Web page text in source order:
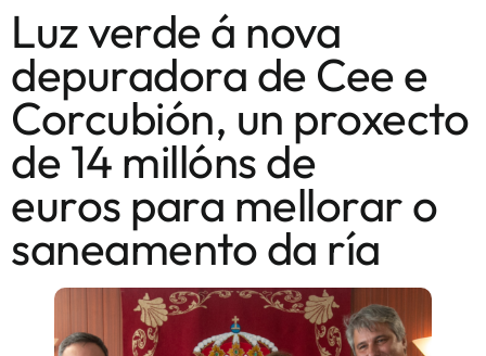
Luz verde á nova
depuradora de Cee e
Corcubión, un proxecto
de 14 millóns de
euros para mellorar o
saneamento da ría